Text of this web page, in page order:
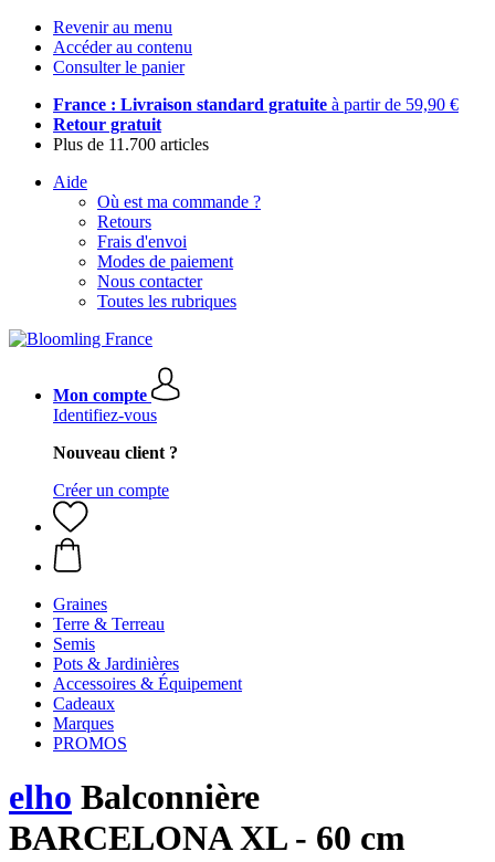
Revenir au menu
Accéder au contenu
Consulter le panier
France : Livraison standard gratuite à partir de 59,90 €
Retour gratuit
Plus de 11.700 articles
Aide
Où est ma commande ?
Retours
Frais d'envoi
Modes de paiement
Nous contacter
Toutes les rubriques
Mon compte
Identifiez-vous
Nouveau client ?
Créer un compte
Graines
Terre & Terreau
Semis
Pots & Jardinières
Accessoires & Équipement
Cadeaux
Marques
PROMOS
elho Balconnière
BARCELONA XL - 60 cm